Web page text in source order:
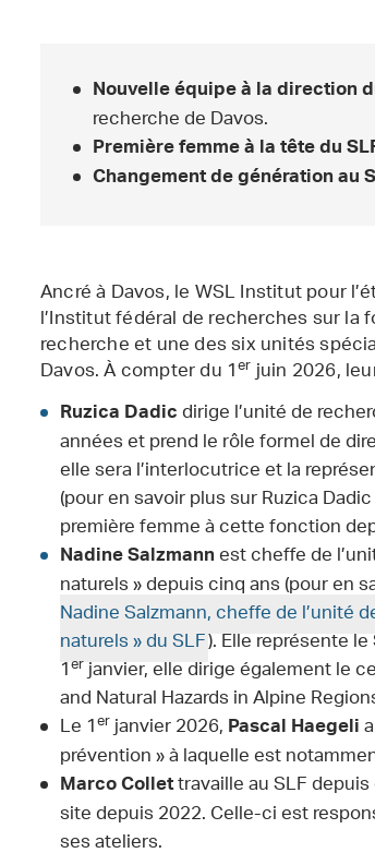
Nouvelle équipe à la direction
recherche de Davos.
Première femme à la tête du
Changement de génération au
Ancré à Davos, le WSL Institut pour
l’Institut fédéral de recherches sur la
recherche et une des six unités
Davos. À compter du 1erjuin 2026,
Ruzica Dadicdirige l’unité de
années et prend le rôle formel de
elle sera l’interlocutrice et la
(pour en savoir plus sur Ruzica
première femme à cette fonction
Nadine Salzmannest cheffe de
naturels » depuis cinq ans (pour en
Nadine Salzmann, cheffe de l’unité
naturels » du SLF). Elle représente
1erjanvier, elle dirige également le
and Natural Hazards in Alpine
Le 1erjanvier 2026,Pascal Haegeli
prévention » à laquelle est
Marco Collettravaille au SLF
site depuis 2022. Celle-ci est
ses ateliers.